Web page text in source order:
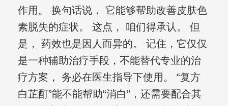
作用。 换句话说， 它能够帮助改善皮肤色
素脱失的症状。 这点， 咱们得承认。 但
是， 药效也是因人而异的。 记住，它仅仅
是一种辅助治疗手段，不能替代专业的治
疗方案， 务必在医生指导下使用。 “复方
白芷酊”能不能帮助“消白”，还需要配合其